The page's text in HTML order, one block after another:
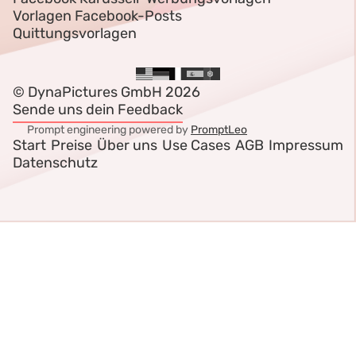
Vorlagen Facebook-Posts
Quittungsvorlagen
© DynaPictures GmbH 2026
Sende uns dein Feedback
Prompt engineering powered by PromptLeo
Start Preise Über uns Use Cases AGB Impressum
Datenschutz